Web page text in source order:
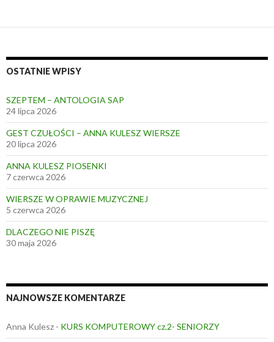
OSTATNIE WPISY
SZEPTEM – ANTOLOGIA SAP
24 lipca 2026
GEST CZUŁOŚCI – ANNA KULESZ WIERSZE
20 lipca 2026
ANNA KULESZ PIOSENKI
7 czerwca 2026
WIERSZE W OPRAWIE MUZYCZNEJ
5 czerwca 2026
DLACZEGO NIE PISZĘ
30 maja 2026
NAJNOWSZE KOMENTARZE
Anna Kulesz - KURS KOMPUTEROWY cz.2- SENIORZY